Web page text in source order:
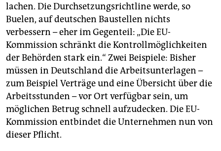
lachen. Die Durchsetzungsrichtline werde, so
Buelen, auf deutschen Baustellen nichts
verbessern – eher im Gegenteil: „Die EU-
Kommission schränkt die Kontrollmöglichkeiten
der Behörden stark ein.“ Zwei Beispiele: Bisher
müssen in Deutschland die Arbeitsunterlagen –
zum Beispiel Verträge und eine Übersicht über die
Arbeitsstunden – vor Ort verfügbar sein, um
möglichen Betrug schnell aufzudecken. Die EU-
Kommission entbindet die Unternehmen nun von
dieser Pflicht.